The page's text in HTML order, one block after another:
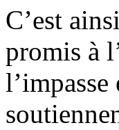
C’est
promis à